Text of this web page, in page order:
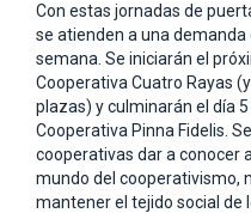
Con estas jornadas de
se atienden a una
semana. Se iniciarán el
Cooperativa Cuatro Rayas
plazas) y culminarán el día
Cooperativa Pinna Fidelis.
cooperativas dar a conocer
mundo del cooperativismo,
mantener el tejido social de